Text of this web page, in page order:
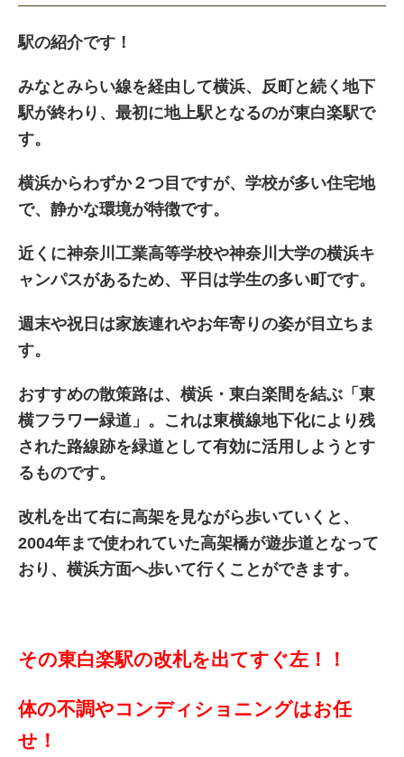
駅の紹介です！
みなとみらい線を経由して横浜、反町と続く地下
駅が終わり、最初に地上駅となるのが東白楽駅で
す。
横浜からわずか２つ目ですが、学校が多い住宅地
で、静かな環境が特徴です。
近くに神奈川工業高等学校や神奈川大学の横浜キ
ャンパスがあるため、平日は学生の多い町です。
週末や祝日は家族連れやお年寄りの姿が目立ちま
す。
おすすめの散策路は、横浜・東白楽間を結ぶ「東
横フラワー緑道」。これは東横線地下化により残
された路線跡を緑道として有効に活用しようとす
るものです。
改札を出て右に高架を見ながら歩いていくと、
2004年まで使われていた高架橋が遊歩道となって
おり、横浜方面へ歩いて行くことができます。
その東白楽駅の改札を出てすぐ左！！
体の不調やコンディショニングはお任
せ！